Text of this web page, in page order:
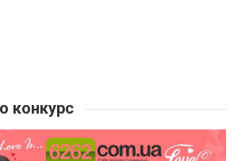
конкурс